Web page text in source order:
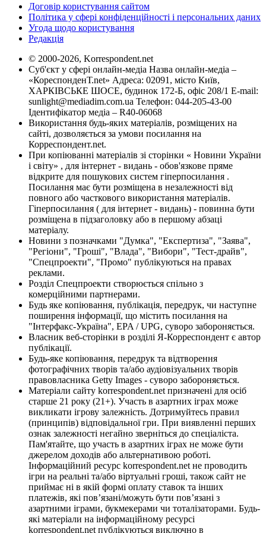
Договір користування сайтом
Політика у сфері конфіденційності і персональних даних
Угода щодо користування
Редакція
© 2000-2026, Korrespondent.net
Суб'єкт у сфері онлайн-медіа Назва онлайн-медіа –
«КореспонденТ.net» Адреса: 02091, місто Київ,
ХАРКІВСЬКЕ ШОСЕ, будинок 172-Б, офіс 208/1 E-mail:
sunlight@mediadim.com.ua Телефон: 044-205-43-00
Ідентифікатор медіа – R40-06068
Використання будь-яких матеріалів, розміщених на
сайті, дозволяється за умови посилання на
Корреспондент.net.
При копіюванні матеріалів зі сторінки « Новини України
і світу» , для інтернет - видань - обов'язкове пряме
відкрите для пошукових систем гіперпосилання .
Посилання має бути розміщена в незалежності від
повного або часткового використання матеріалів.
Гіперпосилання ( для інтернет - видань) - повинна бути
розміщена в підзаголовку або в першому абзаці
матеріалу.
Новини з позначками "Думка", "Експертиза", "Заява",
"Регіони", "Гроші", "Влада", "Вибори", "Тест-драйв",
"Спецпроекти", "Промо" публікуються на правах
реклами.
Розділ Спецпроекти створюється спільно з
комерційними партнерами.
Будь яке копіювання, публікація, передрук, чи наступне
поширення інформації, що містить посилання на
"Інтерфакс-Україна", EPA / UPG, суворо забороняється.
Власник веб-сторінки в розділі Я-Корреспондент є автор
публікації.
Будь-яке копіювання, передрук та відтворення
фотографічних творів та/або аудіовізуальних творів
правовласника Getty Images - суворо забороняється.
Матеріали сайту korrespondent.net призначені для осіб
старше 21 року (21+). Участь в азартних іграх може
викликати ігрову залежність. Дотримуйтесь правил
(принципів) відповідальної гри. При виявленні перших
ознак залежності негайно зверніться до спеціаліста.
Пам'ятайте, що участь в азартних іграх не може бути
джерелом доходів або альтернативою роботі.
Інформаційний ресурс korrespondent.net не проводить
ігри на реальні та/або віртуальні гроші, також сайт не
приймає ні в якій формі оплату ставок та інших
платежів, які пов’язані/можуть бути пов’язані з
азартними іграми, букмекерами чи тоталізаторами. Будь-
які матеріали на інформаційному ресурсі
korrespondent.net публікуються виключно в